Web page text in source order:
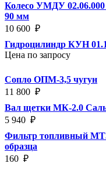
Колесо УМДУ 02.06.000
90 мм
10 600 ₽
Гидроцилиндр КУН
Цена по запросу
Сопло ОПМ-3,5 чугун
11 800 ₽
Вал щетки МК-2.0
5 940 ₽
Фильтр топливный
образца
160 ₽